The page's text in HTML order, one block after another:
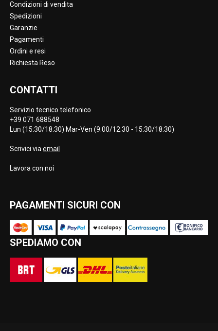
Condizioni di vendita
Spedizioni
Garanzie
Pagamenti
Ordini e resi
Richiesta Reso
CONTATTI
Servizio tecnico telefonico
+39 071 688548
Lun (15:30/18:30) Mar-Ven (9:00/12:30 - 15:30/18:30)
Scrivici via email
Lavora con noi
PAGAMENTI SICURI CON
SPEDIAMO CON